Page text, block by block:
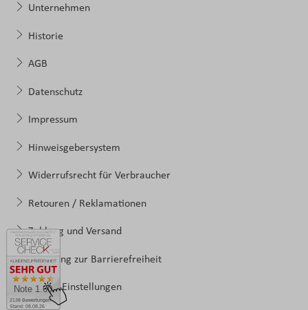
2138 Bewertungen
Stand: 08.08.26
Note 1.60
Unternehmen
Historie
AGB
Datenschutz
Impressum
Hinweisgebersystem
Widerrufsrecht für Verbraucher
Retouren / Reklamationen
Zahlung und Versand
Erklärung zur Barrierefreiheit
Cookie-Einstellungen